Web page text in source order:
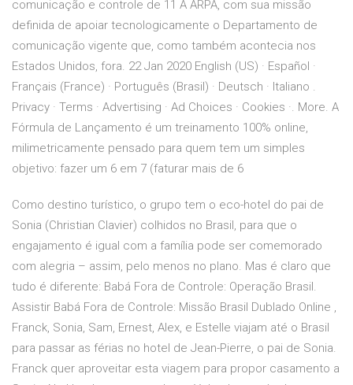
comunicação e controle de 11 A ARPA, com sua missão
definida de apoiar tecnologicamente o Departamento de
comunicação vigente que, como também acontecia nos
Estados Unidos, fora. 22 Jan 2020 English (US) · Español ·
Français (France) · Português (Brasil) · Deutsch · Italiano .
Privacy · Terms · Advertising · Ad Choices · Cookies ·. More. A
Fórmula de Lançamento é um treinamento 100% online,
milimetricamente pensado para quem tem um simples
objetivo: fazer um 6 em 7 (faturar mais de 6
Como destino turístico, o grupo tem o eco-hotel do pai de
Sonia (Christian Clavier) colhidos no Brasil, para que o
engajamento é igual com a família pode ser comemorado
com alegria – assim, pelo menos no plano. Mas é claro que
tudo é diferente: Babá Fora de Controle: Operação Brasil.
Assistir Babá Fora de Controle: Missão Brasil Dublado Online ,
Franck, Sonia, Sam, Ernest, Alex, e Estelle viajam até o Brasil
para passar as férias no hotel de Jean-Pierre, o pai de Sonia.
Franck quer aproveitar esta viagem para propor casamento a